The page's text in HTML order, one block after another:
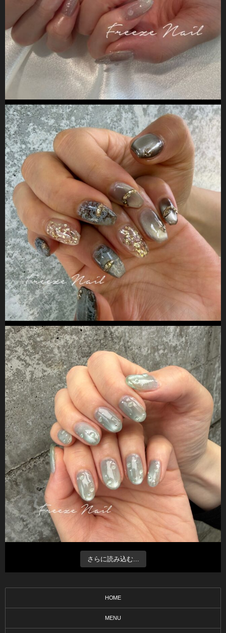
さらに読み込む...
HOME
MENU